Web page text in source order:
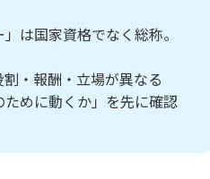
は国家資格でなく総称。
・報酬・立場が異なる
ために動くか」を先に確認